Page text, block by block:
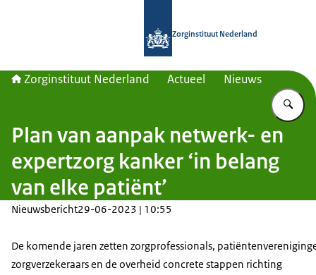
Zorginstituut Nederland
Zorginstituut Nederland Actueel Nieuws
Plan van aanpak netwerk- en
expertzorg kanker ‘in belang
van elke patiënt’
Nieuwsbericht29-06-2023 | 10:55
De komende jaren zetten zorgprofessionals,
zorgverzekeraars en de overheid concrete stappen richting